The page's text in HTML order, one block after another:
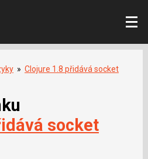
» Clojure 1.8 přidává socket
socket